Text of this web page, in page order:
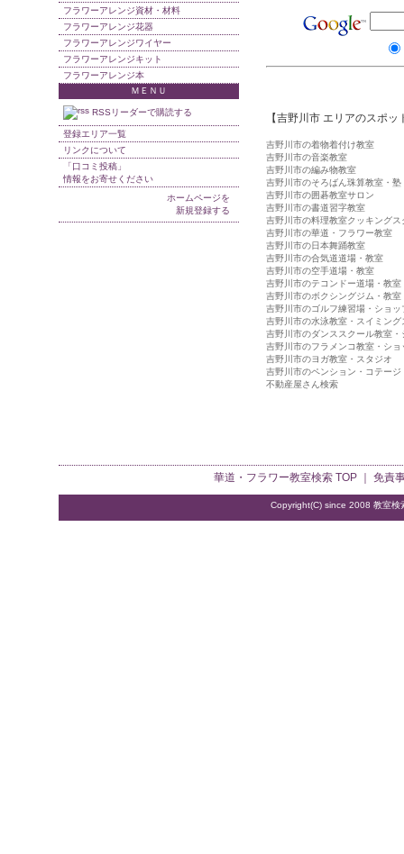
【吉野川市 エリアのスポッ
吉野川市の着物着付け教室
吉野川市の音楽教室
吉野川市の編み物教室
吉野川市のそろばん珠算教室・塾
吉野川市の囲碁教室サロン
吉野川市の書道習字教室
吉野川市の料理教室クッキングス
吉野川市の華道・フラワー教室
吉野川市の日本舞踊教室
吉野川市の合気道道場・教室
吉野川市の空手道場・教室
吉野川市のテコンドー道場・教室
吉野川市のボクシングジム・教室
吉野川市のゴルフ練習場・ショッ
吉野川市の水泳教室・スイミング
吉野川市のダンススクール教室・
吉野川市のフラメンコ教室・ショ
吉野川市のヨガ教室・スタジオ
吉野川市のペンション・コテージ
不動産屋さん検索
フラワーアレンジ資材・材料
フラワーアレンジ花器
フラワーアレンジワイヤー
フラワーアレンジキット
フラワーアレンジ本
ＭＥＮＵ
RSSリーダーで購読する
登録エリア一覧
リンクについて
「口コミ投稿」
情報をお寄せください
ホームページを
新規登録する
華道・フラワー教室検索TOP ｜ 免責
Copyright(C) since 2008 教室検